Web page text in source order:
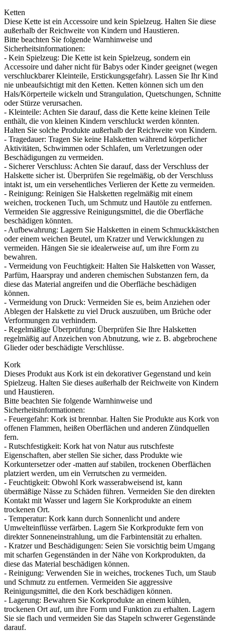
Ketten
Diese Kette ist ein Accessoire und kein Spielzeug. Halten Sie diese
außerhalb der Reichweite von Kindern und Haustieren.
Bitte beachten Sie folgende Warnhinweise und
Sicherheitsinformationen:
- Kein Spielzeug: Die Kette ist kein Spielzeug, sondern ein
Accessoire und daher nicht für Babys oder Kinder geeignet (wegen
verschluckbarer Kleinteile, Erstickungsgefahr). Lassen Sie Ihr Kind
nie unbeaufsichtigt mit den Ketten. Ketten können sich um den
Hals/Körperteile wickeln und Strangulation, Quetschungen, Schnitte
oder Stürze verursachen.
- Kleinteile: Achten Sie darauf, dass die Kette keine kleinen Teile
enthält, die von kleinen Kindern verschluckt werden könnten.
Halten Sie solche Produkte außerhalb der Reichweite von Kindern.
- Tragedauer: Tragen Sie keine Halsketten während körperlicher
Aktivitäten, Schwimmen oder Schlafen, um Verletzungen oder
Beschädigungen zu vermeiden.
- Sicherer Verschluss: Achten Sie darauf, dass der Verschluss der
Halskette sicher ist. Überprüfen Sie regelmäßig, ob der Verschluss
intakt ist, um ein versehentliches Verlieren der Kette zu vermeiden.
- Reinigung: Reinigen Sie Halsketten regelmäßig mit einem
weichen, trockenen Tuch, um Schmutz und Hautöle zu entfernen.
Vermeiden Sie aggressive Reinigungsmittel, die die Oberfläche
beschädigen könnten.
- Aufbewahrung: Lagern Sie Halsketten in einem Schmuckkästchen
oder einem weichen Beutel, um Kratzer und Verwicklungen zu
vermeiden. Hängen Sie sie idealerweise auf, um ihre Form zu
bewahren.
- Vermeidung von Feuchtigkeit: Halten Sie Halsketten von Wasser,
Parfüm, Haarspray und anderen chemischen Substanzen fern, da
diese das Material angreifen und die Oberfläche beschädigen
können.
- Vermeidung von Druck: Vermeiden Sie es, beim Anziehen oder
Ablegen der Halskette zu viel Druck auszuüben, um Brüche oder
Verformungen zu verhindern.
- Regelmäßige Überprüfung: Überprüfen Sie Ihre Halsketten
regelmäßig auf Anzeichen von Abnutzung, wie z. B. abgebrochene
Glieder oder beschädigte Verschlüsse.
Kork
Dieses Produkt aus Kork ist ein dekorativer Gegenstand und kein
Spielzeug. Halten Sie dieses außerhalb der Reichweite von Kindern
und Haustieren.
Bitte beachten Sie folgende Warnhinweise und
Sicherheitsinformationen:
- Feuergefahr: Kork ist brennbar. Halten Sie Produkte aus Kork von
offenen Flammen, heißen Oberflächen und anderen Zündquellen
fern.
- Rutschfestigkeit: Kork hat von Natur aus rutschfeste
Eigenschaften, aber stellen Sie sicher, dass Produkte wie
Korkuntersetzer oder -matten auf stabilen, trockenen Oberflächen
platziert werden, um ein Verrutschen zu vermeiden.
- Feuchtigkeit: Obwohl Kork wasserabweisend ist, kann
übermäßige Nässe zu Schäden führen. Vermeiden Sie den direkten
Kontakt mit Wasser und lagern Sie Korkprodukte an einem
trockenen Ort.
- Temperatur: Kork kann durch Sonnenlicht und andere
Umwelteinflüsse verfärben. Lagern Sie Korkprodukte fern von
direkter Sonneneinstrahlung, um die Farbintensität zu erhalten.
- Kratzer und Beschädigungen: Seien Sie vorsichtig beim Umgang
mit scharfen Gegenständen in der Nähe von Korkprodukten, da
diese das Material beschädigen können.
- Reinigung: Verwenden Sie in weiches, trockenes Tuch, um Staub
und Schmutz zu entfernen. Vermeiden Sie aggressive
Reinigungsmittel, die den Kork beschädigen können.
- Lagerung: Bewahren Sie Korkprodukte an einem kühlen,
trockenen Ort auf, um ihre Form und Funktion zu erhalten. Lagern
Sie sie flach und vermeiden Sie das Stapeln schwerer Gegenstände
darauf.